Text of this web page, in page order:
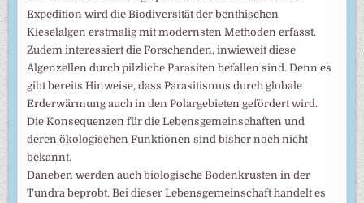
Expedition wird die Biodiversität der benthischen
Kieselalgen erstmalig mit modernsten Methoden erfasst.
Zudem interessiert die Forschenden, inwieweit diese
Algenzellen durch pilzliche Parasiten befallen sind. Denn es
gibt bereits Hinweise, dass Parasitismus durch globale
Erderwärmung auch in den Polargebieten gefördert wird.
Die Konsequenzen für die Lebensgemeinschaften und
deren ökologischen Funktionen sind bisher noch nicht
bekannt.
Daneben werden auch biologische Bodenkrusten in der
Tundra beprobt. Bei dieser Lebensgemeinschaft handelt es